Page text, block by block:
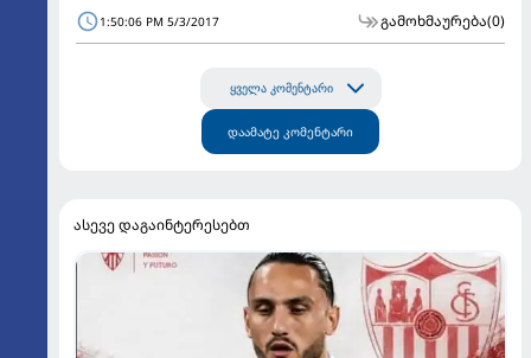
1:50:06 PM 5/3/2017 გამოხმაურება(0)
ყველა კომენტარი
დაამატე კომენტარი
ასევე დაგაინტერესებთ